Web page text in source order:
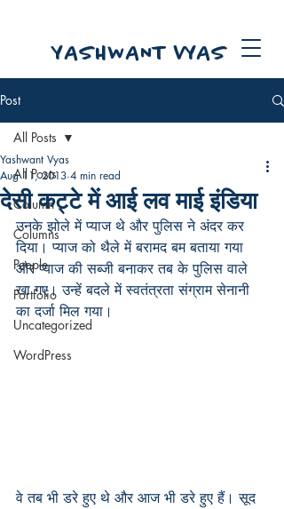
YASHWANT VYAS
Post
All Posts
Column
Columns
People
Portfolio
Uncategorized
WordPress
All Posts
देसी कट्टे में आई लव माई इंडिया
Yashwant Vyas
Aug 11, 2013 4 min read
उनके झोले में प्याज थे और पुलिस ने अंदर कर
दिया। प्याज को थैले में बरामद बम बताया गया
और प्याज की सब्जी बनाकर तब के पुलिस वाले
खा गए। उन्हें बदले में स्वतंत्रता संग्राम सेनानी
का दर्जा मिल गया।
वे तब भी डरे हुए थे और आज भी डरे हुए हैं। सूद